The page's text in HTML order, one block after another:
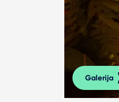
Galerija